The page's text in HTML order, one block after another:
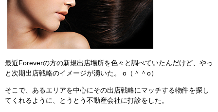
最近Foreverの方の新規出店場所を色々と調べていたんだけど、やっ
と次期出店戦略のイメージが湧いた。 o（＾＾o）
そこで、あるエリアを中心にその出店戦略にマッチする物件を探し
てくれるように、とうとう不動産会社に打診をした。